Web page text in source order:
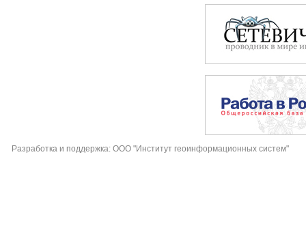
Разработка и поддержка: ООО "Институт геоинформационных систем"